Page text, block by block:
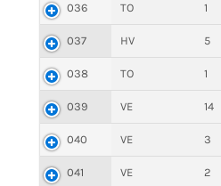
036 TO 1
037 HV 5
038 TO 1
039 VE 14
040 VE 3
041 VE 2